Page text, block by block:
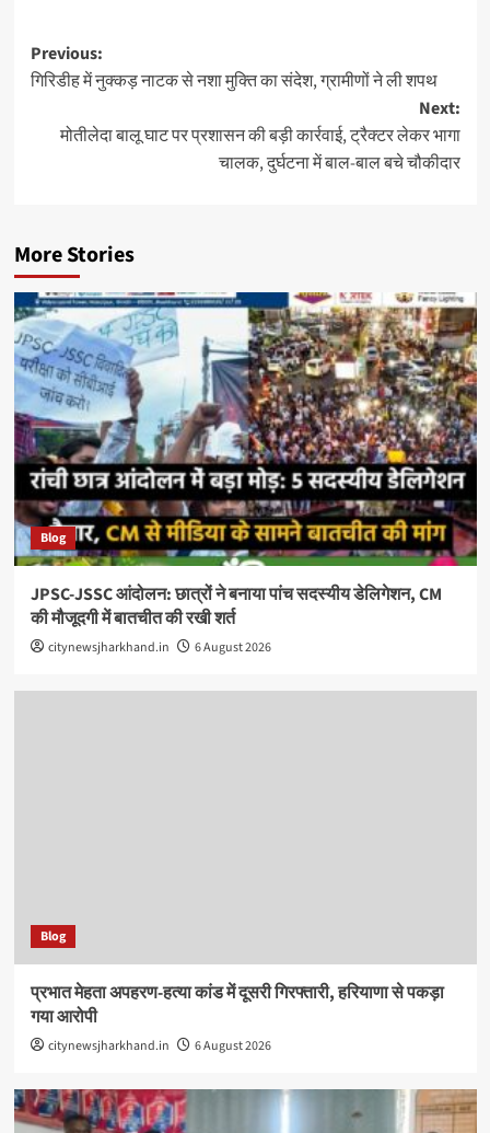
Post
navigation
Previous:
गिरिडीह में नुक्कड़ नाटक से नशा मुक्ति का संदेश, ग्रामीणों ने ली शपथ
Next:
मोतीलेदा बालू घाट पर प्रशासन की बड़ी कार्रवाई, ट्रैक्टर लेकर भागा
चालक, दुर्घटना में बाल-बाल बचे चौकीदार
More Stories
Blog
JPSC-JSSC आंदोलन: छात्रों ने बनाया पांच सदस्यीय डेलिगेशन, CM
की मौजूदगी में बातचीत की रखी शर्त
citynewsjharkhand.in 6 August 2026
Blog
प्रभात मेहता अपहरण-हत्या कांड में दूसरी गिरफ्तारी, हरियाणा से पकड़ा
गया आरोपी
citynewsjharkhand.in 6 August 2026